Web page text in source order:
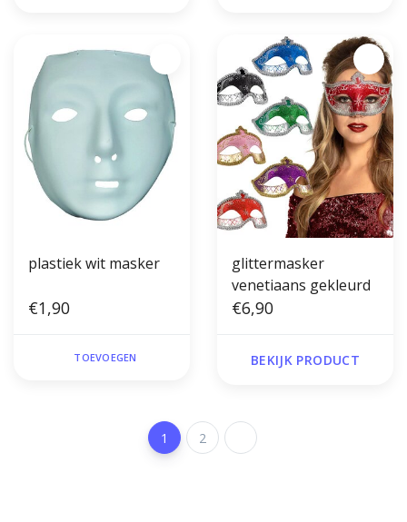
plastiek wit masker
€1,90
TOEVOEGEN
glittermasker
venetiaans gekleurd
€6,90
BEKIJK PRODUCT
1 2